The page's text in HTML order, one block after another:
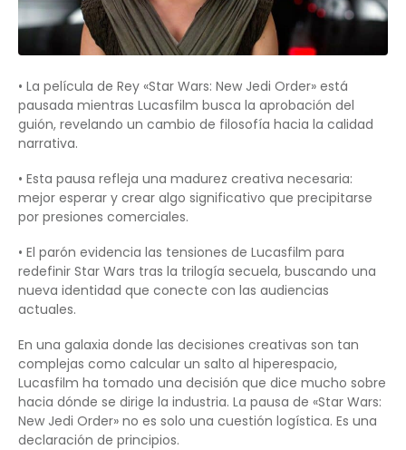
• La película de Rey «Star Wars: New Jedi Order» está
pausada mientras Lucasfilm busca la aprobación del
guión, revelando un cambio de filosofía hacia la calidad
narrativa.
• Esta pausa refleja una madurez creativa necesaria:
mejor esperar y crear algo significativo que precipitarse
por presiones comerciales.
• El parón evidencia las tensiones de Lucasfilm para
redefinir Star Wars tras la trilogía secuela, buscando una
nueva identidad que conecte con las audiencias
actuales.
En una galaxia donde las decisiones creativas son tan
complejas como calcular un salto al hiperespacio,
Lucasfilm ha tomado una decisión que dice mucho sobre
hacia dónde se dirige la industria. La pausa de «Star Wars:
New Jedi Order» no es solo una cuestión logística. Es una
declaración de principios.